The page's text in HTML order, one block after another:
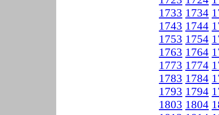
1733 1734
1743 1744
1753 1754
1763 1764
1773 1774
1783 1784
1793 1794
1803 1804